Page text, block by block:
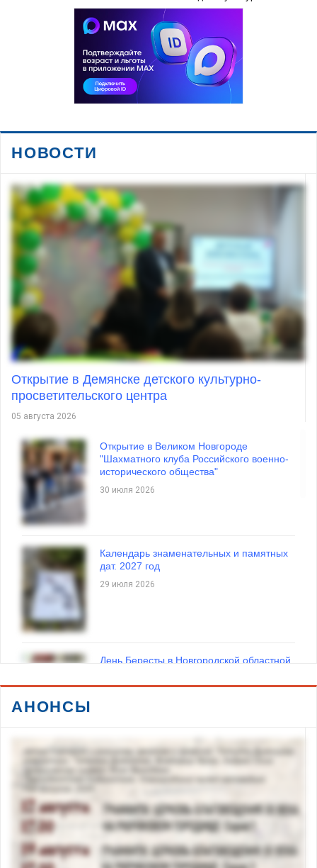
НОВОСТИ
Открытие в Демянске детского культурно-
просветительского центра
05 августа 2026
Открытие в Великом Новгороде
"Шахматного клуба Российского военно-
исторического общества"
30 июля 2026
Календарь знаменательных и памятных
дат. 2027 год
29 июля 2026
День Бересты в Новгородской областной
Встреча поколений исследователей
20 июля 2026
АНОНСЫ